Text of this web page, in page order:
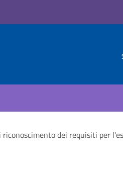
riconoscimento dei requisiti per